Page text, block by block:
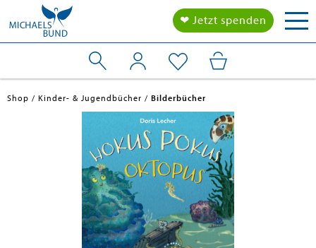
❤ Jetzt spenden
Shop Kinder- & Jugendbücher Bilderbücher